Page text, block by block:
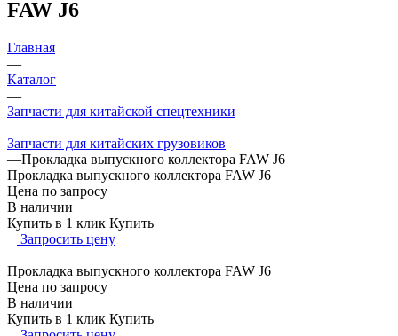
FAW J6
Главная
—
Каталог
—
Запчасти для китайской спецтехники
—
Запчасти для китайских грузовиков
—Прокладка выпускного коллектора FAW J6
Прокладка выпускного коллектора FAW J6
Цена по запросу
В наличии
Купить в 1 клик Купить
Запросить цену
Прокладка выпускного коллектора FAW J6
Цена по запросу
В наличии
Купить в 1 клик Купить